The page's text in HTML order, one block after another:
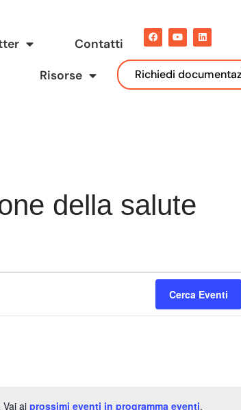
Contatti
Risorse Richiedi
della salute
ai prossimi eventi in programma eventi.
Cerca Eventi